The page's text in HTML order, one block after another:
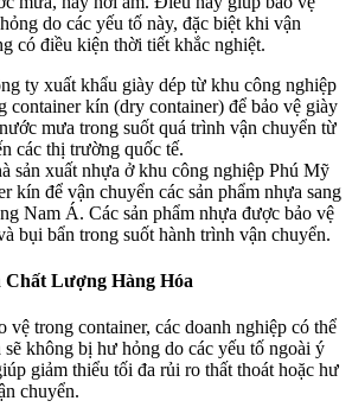
do các yếu tố này, đặc biệt khi vận
có điều kiện thời tiết khắc nghiệt.
ty xuất khẩu giày dép từ khu công nghiệp
container kín (dry container) để bảo vệ giày
mưa trong suốt quá trình vận chuyển từ
các thị trường quốc tế.
sản xuất nhựa ở khu công nghiệp Phú Mỹ
kín để vận chuyển các sản phẩm nhựa sang
Nam Á. Các sản phẩm nhựa được bảo vệ
bụi bẩn trong suốt hành trình vận chuyển.
Lượng Hàng Hóa
vệ trong container, các doanh nghiệp có thể
sẽ không bị hư hỏng do các yếu tố ngoài ý
giảm thiểu tối đa rủi ro thất thoát hoặc hư
chuyển.